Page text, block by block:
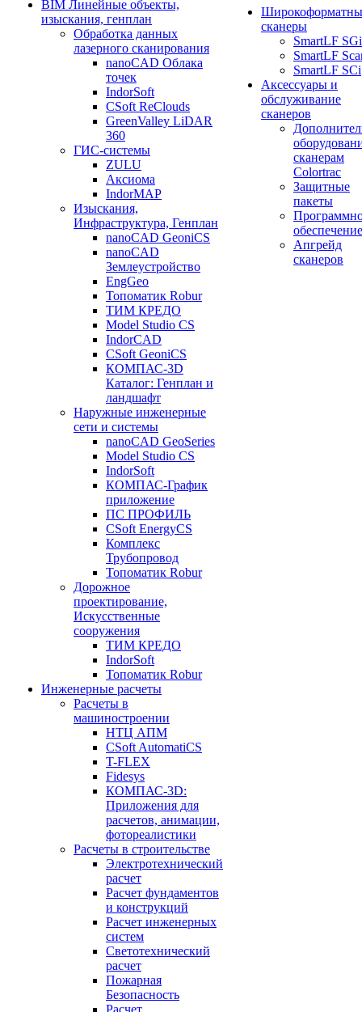
BIM Линейные объекты,
изыскания, генплан
Обработка данных
лазерного сканирования
nanoCAD Облака
точек
IndorSoft
CSoft ReClouds
GreenValley LiDAR
360
ГИС-системы
ZULU
Аксиома
IndorMAP
Изыскания,
Инфраструктура, Генплан
nanoCAD GeoniCS
nanoCAD
Землеустройство
EngGeo
Топоматик Robur
ТИМ КРЕДО
Model Studio CS
IndorCAD
CSoft GeoniCS
КОМПАС-3D
Каталог: Генплан и
ландшафт
Наружные инженерные
сети и системы
nanoCAD GeoSeries
Model Studio CS
IndorSoft
КОМПАС-График
приложение
ПС ПРОФИЛЬ
CSoft EnergyCS
Комплекс
Трубопровод
Топоматик Robur
Дорожное
проектирование,
Искусственные
сооружения
ТИМ КРЕДО
IndorSoft
Топоматик Robur
Инженерные расчеты
Расчеты в
машиностроении
НТЦ АПМ
CSoft AutomatiCS
T-FLEX
Fidesys
КОМПАС-3D:
Приложения для
расчетов, анимации,
фотореалистики
Расчеты в строительстве
Электротехнический
расчет
Расчет фундаментов
и конструкций
Расчет инженерных
систем
Светотехнический
расчет
Пожарная
Безопасность
Расчет
сканеры
SmartLF SGi
SmartLF
SmartLF SCi
Аксессуары и
обслуживание
сканеров
сканерам
Colortrac
Защитные
пакеты
обеспечение
Апгрейд
сканеров